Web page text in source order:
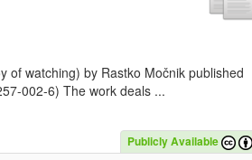
of watching) by Rastko Močnik published
002-6) The work deals ...
Publicly Available